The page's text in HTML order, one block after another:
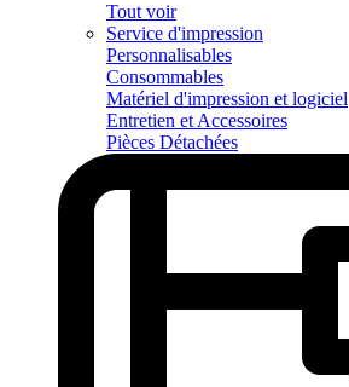
Tout voir
Service d'impression
Personnalisables
Consommables
Matériel d'impression et logiciel
Entretien et Accessoires
Pièces Détachées